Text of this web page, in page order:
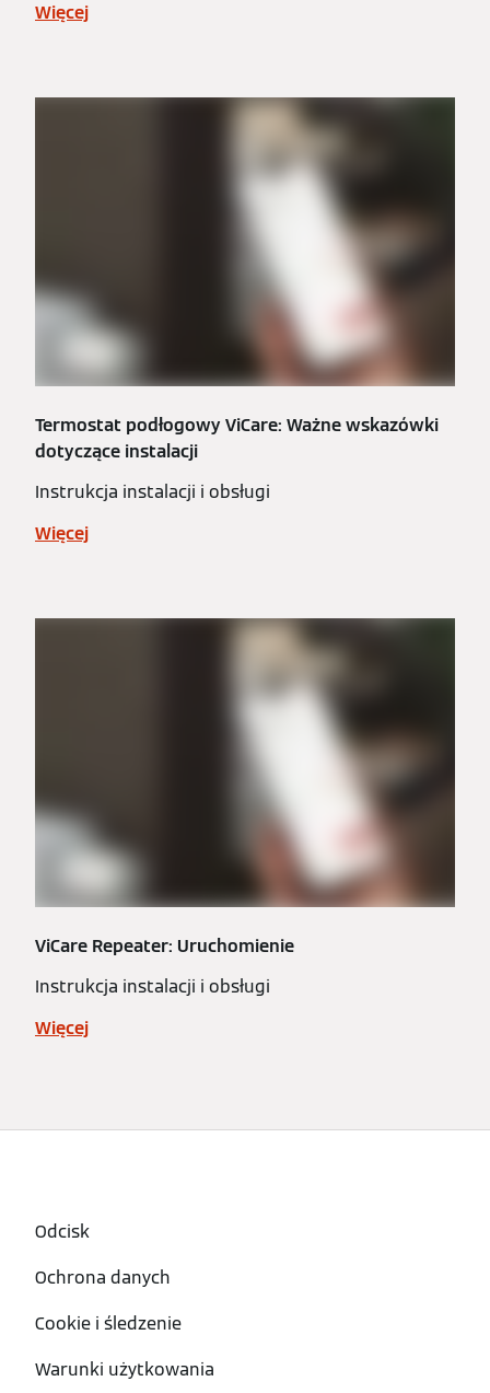
Więcej
Termostat podłogowy ViCare: Ważne wskazówki
dotyczące instalacji
Instrukcja instalacji i obsługi
Więcej
ViCare Repeater: Uruchomienie
Instrukcja instalacji i obsługi
Więcej
Odcisk
Ochrona danych
Cookie i śledzenie
Warunki użytkowania